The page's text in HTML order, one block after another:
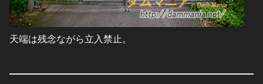
天端は残念ながら立入禁止。